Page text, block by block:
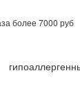
более 7000 руб